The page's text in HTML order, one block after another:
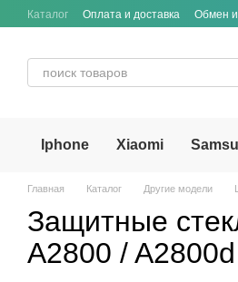
Перейти к основному контенту
Каталог Оплата и доставка Обмен и
Iphone Xiaomi
Главная Каталог Другие модели
Защитные
A2800 / A2800d